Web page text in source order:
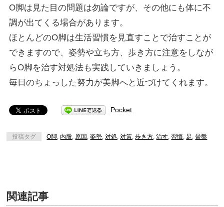
O脚は見た目の問題は勿論ですが、その他にも体に不
調が出てくる場合があります。
ほとんどのO脚は生活習慣を見直すことで治すことが
できますので、姿勢や立ち方、歩き方に注意をしなが
らO脚を治す対処法も実践していきましょう。
毎日のちょっした努力が美脚へと近づけてくれます。
Pocket
投稿タグ O脚 内股 原因 ,姿勢 ,対処 ,対策 ,歩き方 ,治す ,習慣 足 ,骨盤
関連記事